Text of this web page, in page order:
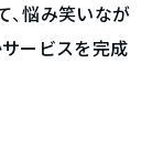
、悩み笑いなが
サービスを完成